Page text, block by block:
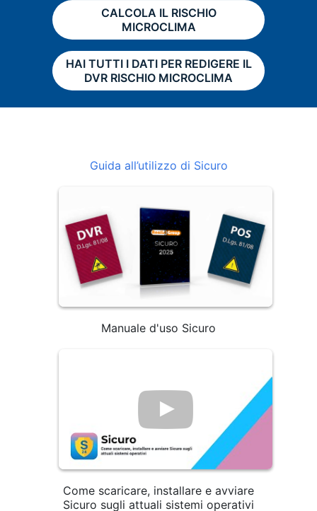
CALCOLA IL RISCHIO
MICROCLIMA
HAI TUTTI I DATI PER REDIGERE IL
DVR RISCHIO MICROCLIMA
Guida all’utilizzo di Sicuro
Manuale d'uso Sicuro
Come scaricare, installare e avviare
Sicuro sugli attuali sistemi operativi